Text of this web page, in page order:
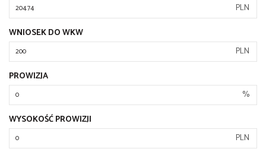
PLN
WNIOSEK DO WKW
PLN
PROWIZJA
%
WYSOKOŚĆ PROWIZJI
PLN